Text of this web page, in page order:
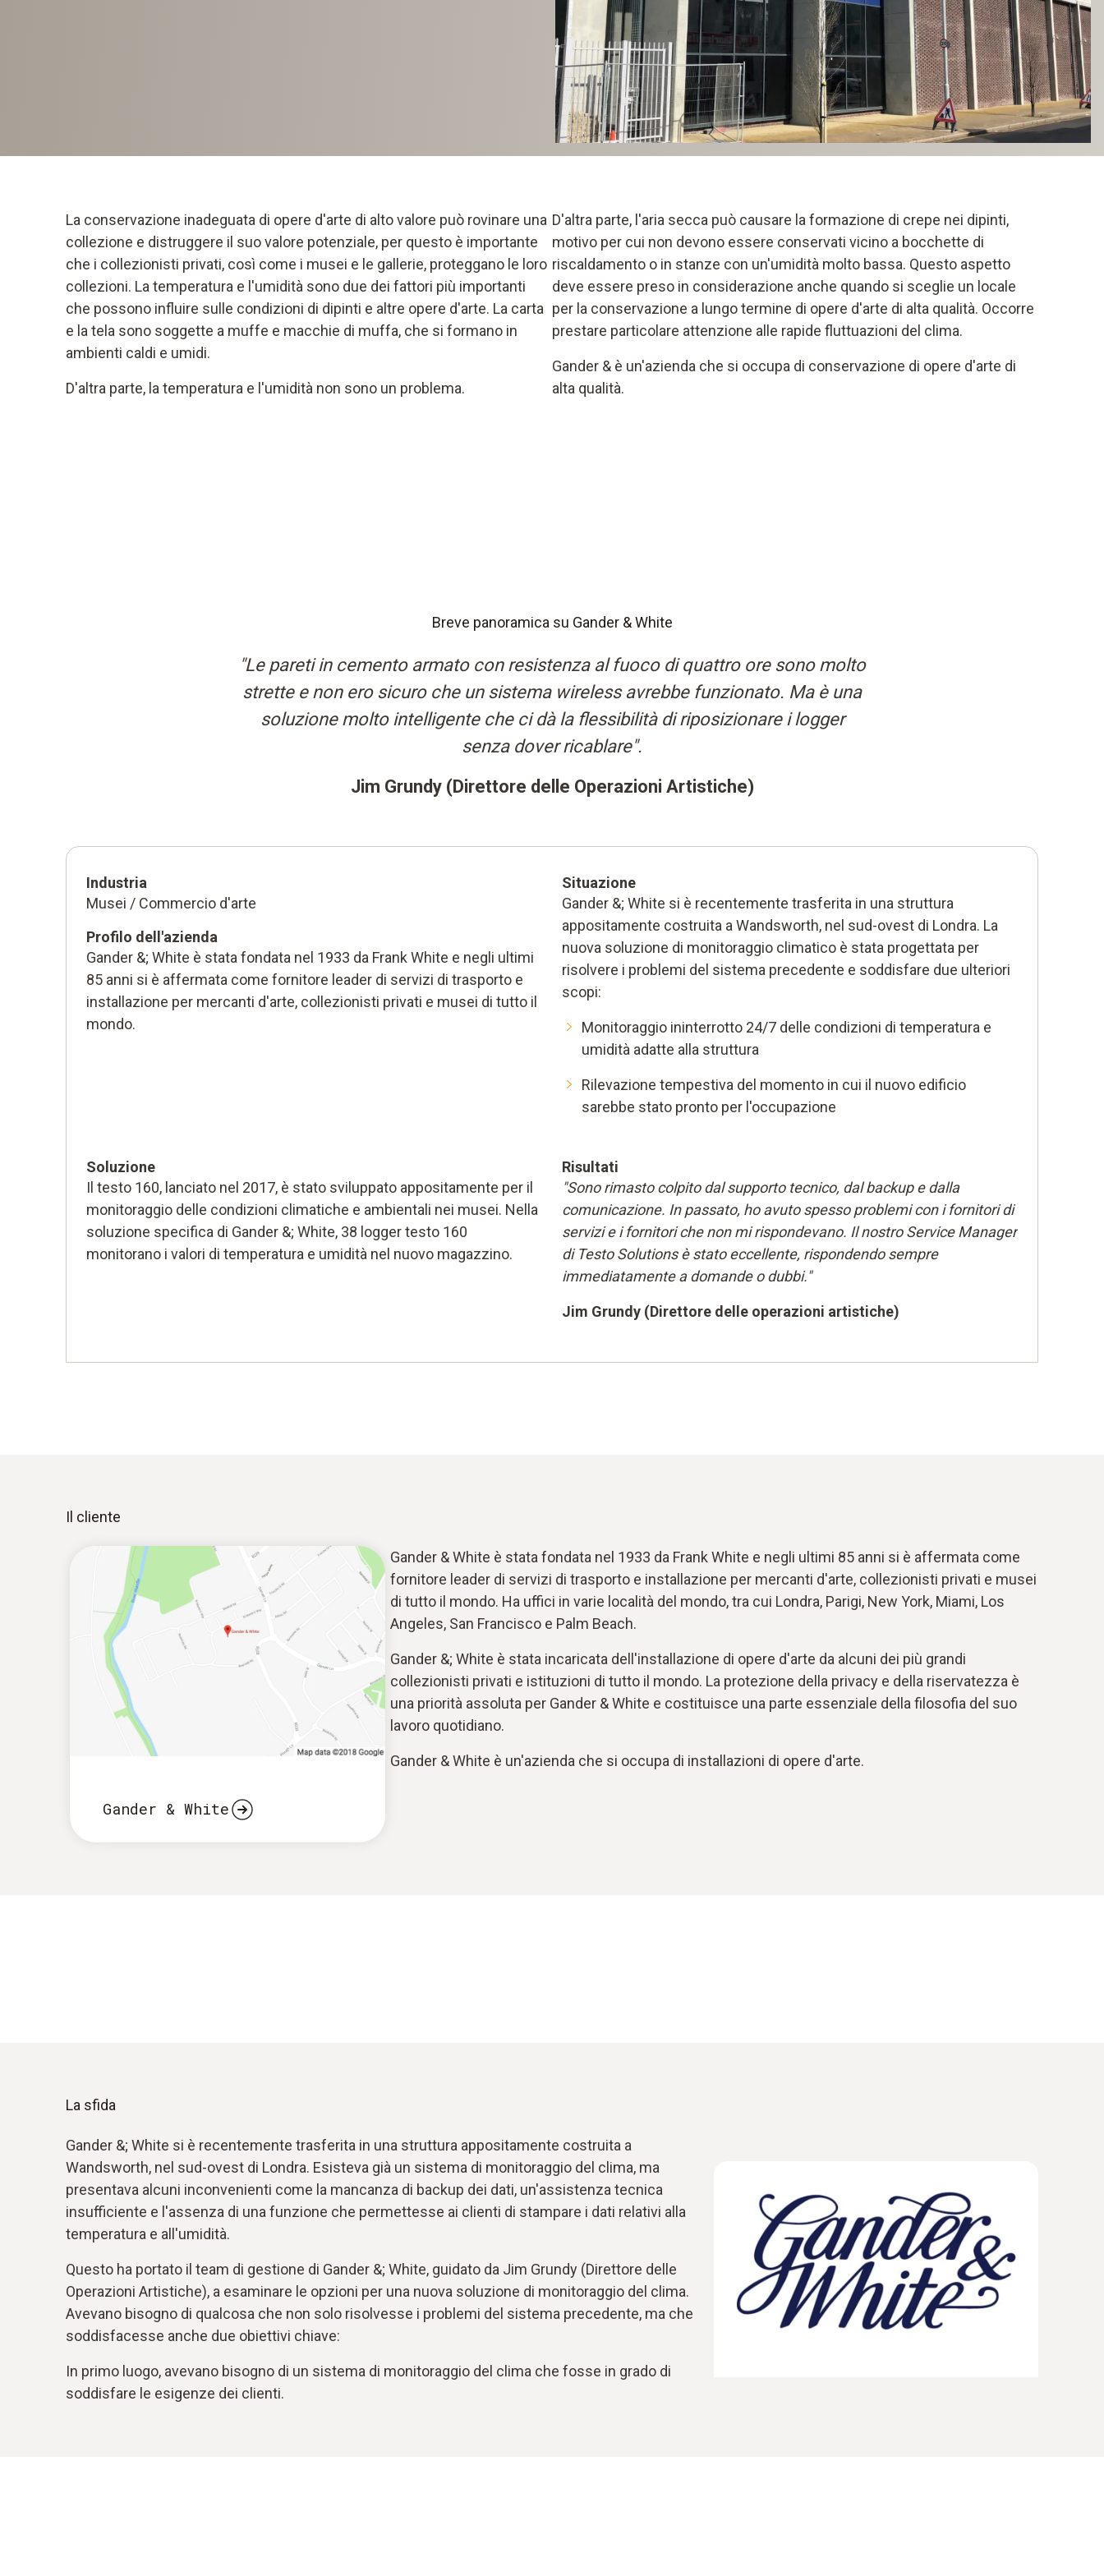
La conservazione inadeguata di opere d'arte di alto valore può rovinare una
collezione e distruggere il suo valore potenziale, per questo è importante
che i collezionisti privati, così come i musei e le gallerie, proteggano le loro
collezioni. La temperatura e l'umidità sono due dei fattori più importanti
che possono influire sulle condizioni di dipinti e altre opere d'arte. La carta
e la tela sono soggette a muffe e macchie di muffa, che si formano in
ambienti caldi e umidi.
D'altra parte, la temperatura e l'umidità non sono un problema.
D'altra parte, l'aria secca può causare la formazione di crepe nei dipinti,
motivo per cui non devono essere conservati vicino a bocchette di
riscaldamento o in stanze con un'umidità molto bassa. Questo aspetto
deve essere preso in considerazione anche quando si sceglie un locale
per la conservazione a lungo termine di opere d'arte di alta qualità. Occorre
prestare particolare attenzione alle rapide fluttuazioni del clima.
Gander & è un'azienda che si occupa di conservazione di opere d'arte di
alta qualità.
Breve panoramica su Gander & White
"Le pareti in cemento armato con resistenza al fuoco di quattro ore sono molto
strette e non ero sicuro che un sistema wireless avrebbe funzionato. Ma è una
soluzione molto intelligente che ci dà la flessibilità di riposizionare i logger
senza dover ricablare".
Jim Grundy (Direttore delle Operazioni Artistiche)
Industria
Musei / Commercio d'arte
Profilo dell'azienda
Gander &; White è stata fondata nel 1933 da Frank White e negli ultimi
85 anni si è affermata come fornitore leader di servizi di trasporto e
installazione per mercanti d'arte, collezionisti privati e musei di tutto il
mondo.
Situazione
Gander &; White si è recentemente trasferita in una struttura
appositamente costruita a Wandsworth, nel sud-ovest di Londra. La
nuova soluzione di monitoraggio climatico è stata progettata per
risolvere i problemi del sistema precedente e soddisfare due ulteriori
scopi:
Monitoraggio ininterrotto 24/7 delle condizioni di temperatura e
umidità adatte alla struttura
Rilevazione tempestiva del momento in cui il nuovo edificio
sarebbe stato pronto per l'occupazione
Soluzione
Il testo 160, lanciato nel 2017, è stato sviluppato appositamente per il
monitoraggio delle condizioni climatiche e ambientali nei musei. Nella
soluzione specifica di Gander &; White, 38 logger testo 160
monitorano i valori di temperatura e umidità nel nuovo magazzino.
Risultati
"Sono rimasto colpito dal supporto tecnico, dal backup e dalla
comunicazione. In passato, ho avuto spesso problemi con i fornitori di
servizi e i fornitori che non mi rispondevano. Il nostro Service Manager
di Testo Solutions è stato eccellente, rispondendo sempre
immediatamente a domande o dubbi."
Jim Grundy (Direttore delle operazioni artistiche)
Il cliente
Gander & White è stata fondata nel 1933 da Frank White e negli ultimi 85 anni si è affermata come
fornitore leader di servizi di trasporto e installazione per mercanti d'arte, collezionisti privati e musei
di tutto il mondo. Ha uffici in varie località del mondo, tra cui Londra, Parigi, New York, Miami, Los
Angeles, San Francisco e Palm Beach.
Gander &; White è stata incaricata dell'installazione di opere d'arte da alcuni dei più grandi
collezionisti privati e istituzioni di tutto il mondo. La protezione della privacy e della riservatezza è
una priorità assoluta per Gander & White e costituisce una parte essenziale della filosofia del suo
lavoro quotidiano.
Gander & White è un'azienda che si occupa di installazioni di opere d'arte.
Gander & White
La sfida
Gander &; White si è recentemente trasferita in una struttura appositamente costruita a
Wandsworth, nel sud-ovest di Londra. Esisteva già un sistema di monitoraggio del clima, ma
presentava alcuni inconvenienti come la mancanza di backup dei dati, un'assistenza tecnica
insufficiente e l'assenza di una funzione che permettesse ai clienti di stampare i dati relativi alla
temperatura e all'umidità.
Questo ha portato il team di gestione di Gander &; White, guidato da Jim Grundy (Direttore delle
Operazioni Artistiche), a esaminare le opzioni per una nuova soluzione di monitoraggio del clima.
Avevano bisogno di qualcosa che non solo risolvesse i problemi del sistema precedente, ma che
soddisfacesse anche due obiettivi chiave:
In primo luogo, avevano bisogno di un sistema di monitoraggio del clima che fosse in grado di
soddisfare le esigenze dei clienti.